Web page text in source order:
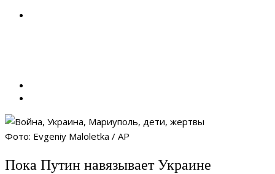
Фото: Evgeniy Maloletka / AP
Пока Путин навязывает Украине